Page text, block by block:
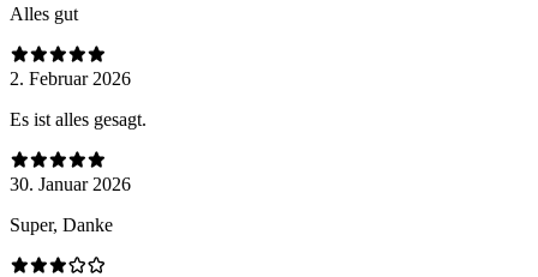
Alles gut
2. Februar 2026
Es ist alles gesagt.
30. Januar 2026
Super, Danke